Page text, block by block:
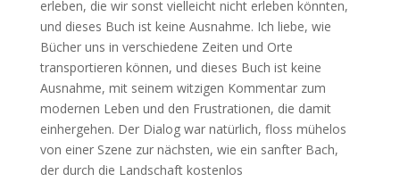
erleben, die wir sonst vielleicht nicht erleben könnten,
und dieses Buch ist keine Ausnahme. Ich liebe, wie
Bücher uns in verschiedene Zeiten und Orte
transportieren können, und dieses Buch ist keine
Ausnahme, mit seinem witzigen Kommentar zum
modernen Leben und den Frustrationen, die damit
einhergehen. Der Dialog war natürlich, floss mühelos
von einer Szene zur nächsten, wie ein sanfter Bach,
der durch die Landschaft kostenlos